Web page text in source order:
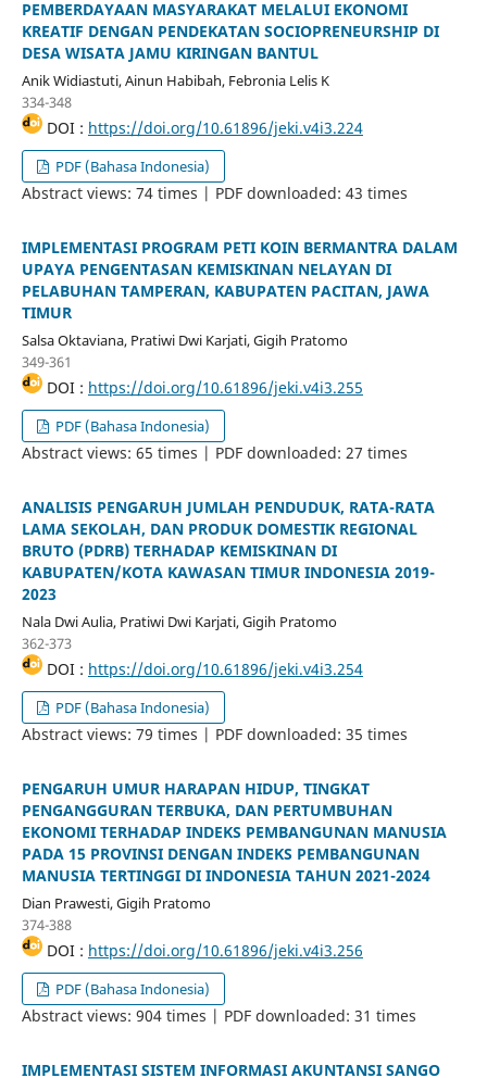
PEMBERDAYAAN MASYARAKAT MELALUI EKONOMI
KREATIF DENGAN PENDEKATAN SOCIOPRENEURSHIP DI
DESA WISATA JAMU KIRINGAN BANTUL
Anik Widiastuti, Ainun Habibah, Febronia Lelis K
334-348
DOI : https://doi.org/10.61896/jeki.v4i3.224
PDF (Bahasa Indonesia)
Abstract views: 74 times | PDF downloaded: 43 times
IMPLEMENTASI PROGRAM PETI KOIN BERMANTRA DALAM
UPAYA PENGENTASAN KEMISKINAN NELAYAN DI
PELABUHAN TAMPERAN, KABUPATEN PACITAN, JAWA
TIMUR
Salsa Oktaviana, Pratiwi Dwi Karjati, Gigih Pratomo
349-361
DOI : https://doi.org/10.61896/jeki.v4i3.255
PDF (Bahasa Indonesia)
Abstract views: 65 times | PDF downloaded: 27 times
ANALISIS PENGARUH JUMLAH PENDUDUK, RATA-RATA
LAMA SEKOLAH, DAN PRODUK DOMESTIK REGIONAL
BRUTO (PDRB) TERHADAP KEMISKINAN DI
KABUPATEN/KOTA KAWASAN TIMUR INDONESIA 2019-
2023
Nala Dwi Aulia, Pratiwi Dwi Karjati, Gigih Pratomo
362-373
DOI : https://doi.org/10.61896/jeki.v4i3.254
PDF (Bahasa Indonesia)
Abstract views: 79 times | PDF downloaded: 35 times
PENGARUH UMUR HARAPAN HIDUP, TINGKAT
PENGANGGURAN TERBUKA, DAN PERTUMBUHAN
EKONOMI TERHADAP INDEKS PEMBANGUNAN MANUSIA
PADA 15 PROVINSI DENGAN INDEKS PEMBANGUNAN
MANUSIA TERTINGGI DI INDONESIA TAHUN 2021-2024
Dian Prawesti, Gigih Pratomo
374-388
DOI : https://doi.org/10.61896/jeki.v4i3.256
PDF (Bahasa Indonesia)
Abstract views: 904 times | PDF downloaded: 31 times
IMPLEMENTASI SISTEM INFORMASI AKUNTANSI SANGO